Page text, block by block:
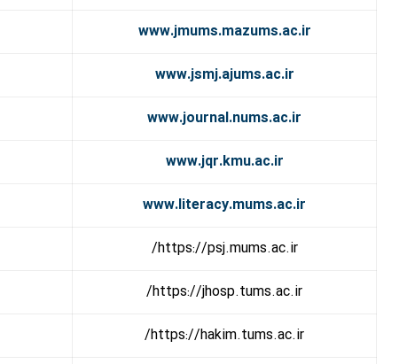
www.jmums.mazums.ac.ir
www.jsmj.ajums.ac.ir
www.journal.nums.ac.ir
www.jqr.kmu.ac.ir
www.literacy.mums.ac.ir
https://psj.mums.ac.ir/
https://jhosp.tums.ac.ir/
https://hakim.tums.ac.ir/